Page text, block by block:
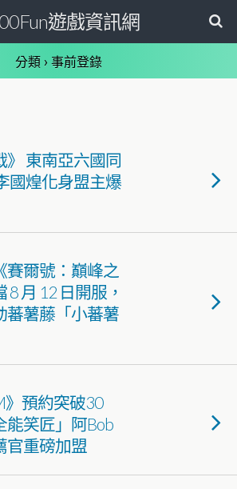
遊戲資訊網
分類 › 事前登錄
》 東南亞六國同
國煌化身盟主爆
賽爾號：巔峰之
月 12 日開服，
蕃薯藤「小蕃薯
》預約突破30
能笑匠」阿Bob
官重磅加盟